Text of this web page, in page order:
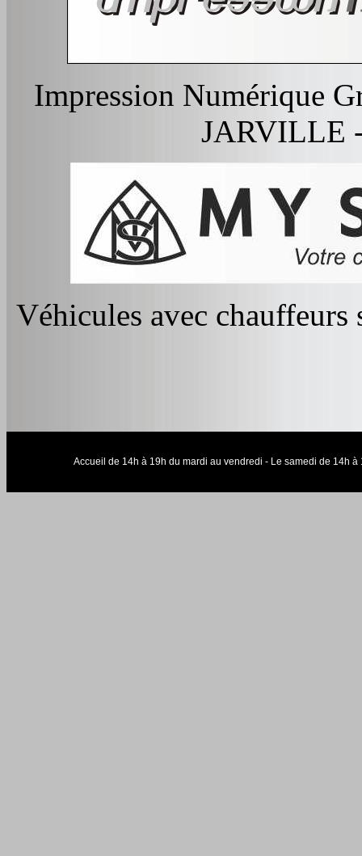
Impression Numérique
JARVILLE
Véhicules avec chauffeurs
Accueil de 14h à 19h du mardi au vendredi - Le samedi de 14h